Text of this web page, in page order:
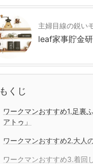
主婦目線の鋭い
leaf家事貯金
もくじ
ワークマンおすすめ1.足裏
アトゥ」
ワークマンおすすめ2.大人
ワークマンおすすめ3.着回